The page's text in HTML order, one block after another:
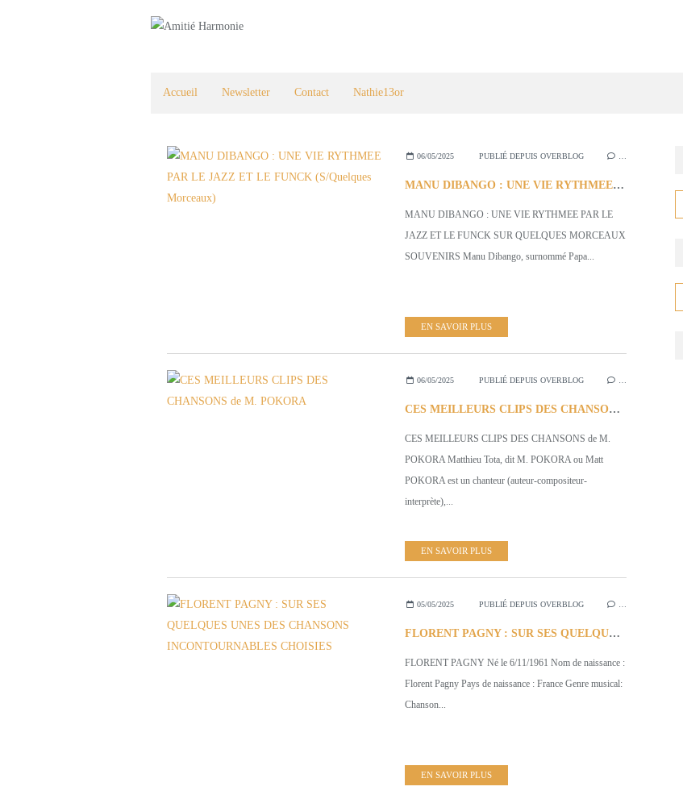
Accueil Newsletter Contact Nathie13or
06/05/2025 PUBLIÉ DEPUIS OVERBLOG
MANU DIBANGO : UNE VIE RYTHMEE PAR LE JAZZ ET LE FUNCK (S/Quelques Morceaux)
MANU DIBANGO : UNE VIE RYTHMEE PAR LE
JAZZ ET LE FUNCK SUR QUELQUES MORCEAUX
SOUVENIRS Manu Dibango, surnommé Papa...
EN SAVOIR PLUS
06/05/2025 PUBLIÉ DEPUIS OVERBLOG
CES MEILLEURS CLIPS DES CHANSONS de M. POKORA
CES MEILLEURS CLIPS DES CHANSONS de M.
POKORA Matthieu Tota, dit M. POKORA ou Matt
POKORA est un chanteur (auteur-compositeur-
interprète),...
EN SAVOIR PLUS
05/05/2025 PUBLIÉ DEPUIS OVERBLOG
FLORENT PAGNY : SUR SES QUELQUES UNES DES CHANSONS INCONTOURNABLES CHOISIES
FLORENT PAGNY Né le 6/11/1961 Nom de naissance :
Florent Pagny Pays de naissance : France Genre musical:
Chanson...
EN SAVOIR PLUS